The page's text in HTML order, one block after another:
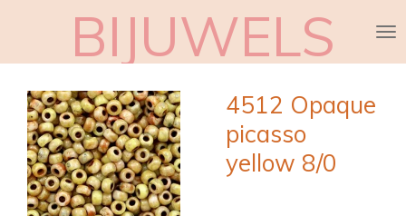
naar
hoofdinhoud
BIJUWELS
4512 Opaque
picasso
yellow 8/0